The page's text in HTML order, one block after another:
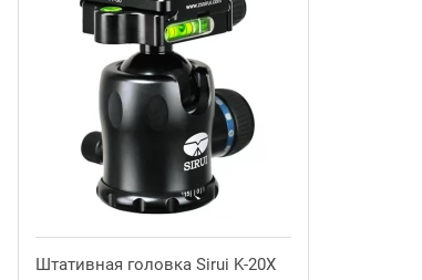
Штативная головка Sirui K-20X